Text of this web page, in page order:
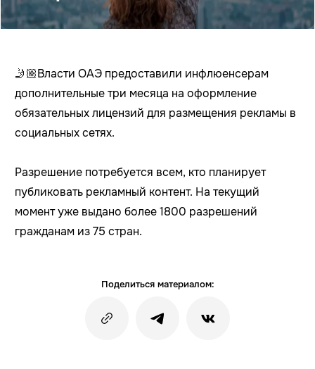
🤳🏼Власти ОАЭ предоставили инфлюенсерам
дополнительные три месяца на оформление
обязательных лицензий для размещения рекламы в
социальных сетях.
Разрешение потребуется всем, кто планирует
публиковать рекламный контент. На текущий
момент уже выдано более 1800 разрешений
гражданам из 75 стран.
Поделиться материалом: